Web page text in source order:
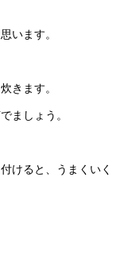
います。
きます。
ましょう。
けると、うまくいく